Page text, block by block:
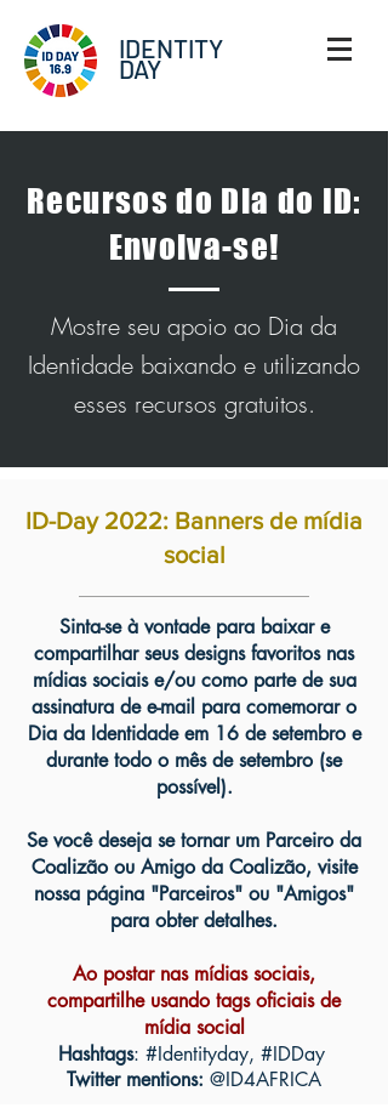
IDENTITY
DAY
Recursos do Dia do ID:
Envolva-se!
Mostre seu apoio ao Dia da
Identidade baixando e utilizando
esses recursos gratuitos.
ID-Day 2022: Banners de mídia
social
Sinta-se à vontade para baixar e
compartilhar seus designs favoritos nas
mídias sociais e/ou como parte de sua
assinatura de e-mail para comemorar o
Dia da Identidade em 16 de setembro e
durante todo o mês de setembro (se
possível).
Se você deseja se tornar um Parceiro da
Coalizão ou Amigo da Coalizão, visite
nossa página "Parceiros" ou "Amigos"
para obter detalhes.
Ao postar nas mídias sociais,
compartilhe usando tags oficiais de
mídia social
Hashtags: #Identityday, #IDDay
Twitter mentions: @ID4AFRICA